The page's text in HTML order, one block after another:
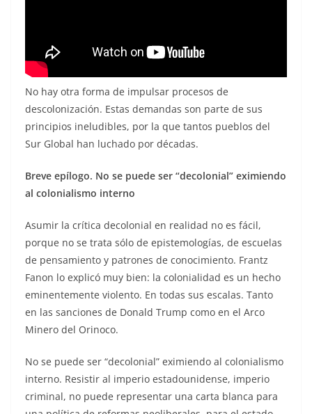
No hay otra forma de impulsar procesos de
descolonización. Estas demandas son parte de sus
principios ineludibles, por la que tantos pueblos del
Sur Global han luchado por décadas.
Breve epílogo. No se puede ser “decolonial” eximiendo
al colonialismo interno
Asumir la crítica decolonial en realidad no es fácil,
porque no se trata sólo de epistemologías, de escuelas
de pensamiento y patrones de conocimiento. Frantz
Fanon lo explicó muy bien: la colonialidad es un hecho
eminentemente violento. En todas sus escalas. Tanto
en las sanciones de Donald Trump como en el Arco
Minero del Orinoco.
No se puede ser “decolonial” eximiendo al colonialismo
interno. Resistir al imperio estadounidense, imperio
criminal, no puede representar una carta blanca para